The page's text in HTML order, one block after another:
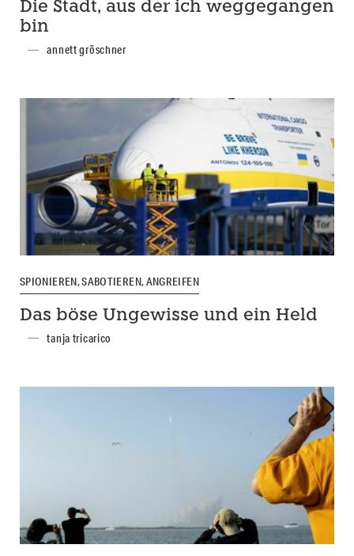
Die Stadt, aus der ich weggegangen
bin
annett gröschner
SPIONIEREN, SABOTIEREN, ANGREIFEN
Das böse Ungewisse und ein Held
tanja tricarico